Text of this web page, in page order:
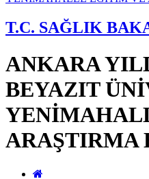
T.C. SAĞLIK
ANKARA
BEYAZIT
ARAŞTIRMA